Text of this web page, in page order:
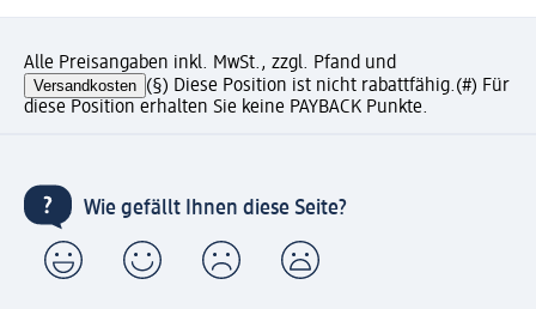
Alle Preisangaben inkl. MwSt., zzgl. Pfand und
Versandkosten (§) Diese Position ist nicht rabattfähig.(#) Für
diese Position erhalten Sie keine PAYBACK Punkte.
Wie gefällt Ihnen diese Seite?